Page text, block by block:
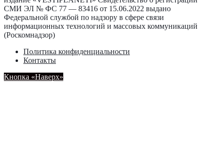
СМИ ЭЛ № ФС 77 — 83416 от 15.06.2022 выдано
Федеральной службой по надзору в сфере связи
информационных технологий и массовых коммуникаций
(Роскомнадзор)
Политика конфиденциальности
Контакты
Кнопка «Наверх»